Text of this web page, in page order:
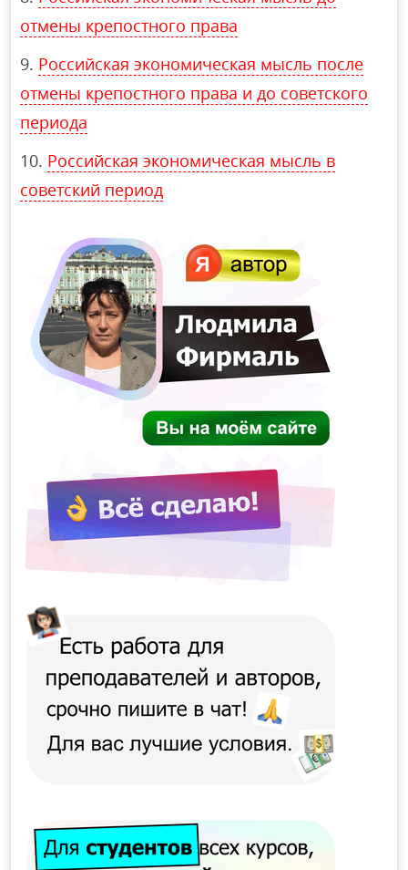
отмены крепостного права
Российская экономическая мысль после
отмены крепостного права и до советского
периода
Российская экономическая мысль в
советский период